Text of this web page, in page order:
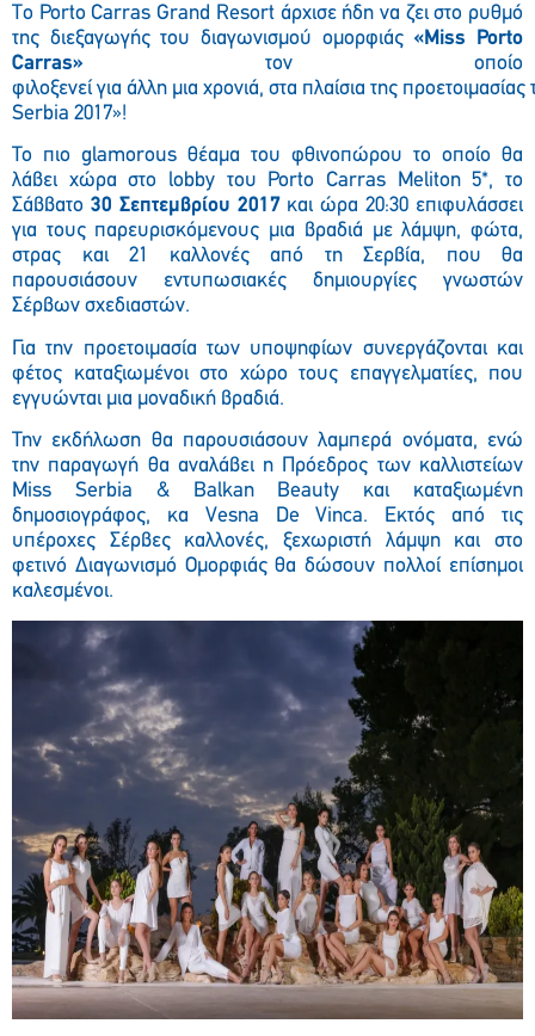
Tο Porto Carras Grand Resort άρχισε ήδη να ζει στο ρυθμό
της διεξαγωγής του διαγωνισμού ομορφιάς «Miss Porto
Carras» τον οποίο
φιλοξενεί για άλλη μια χρονιά, στα πλαίσια της προετοιμασίας
Serbia 201 7»!
Το πιο glamorous θέαμα του φθινοπώρου το οποίο θα
λάβει χώρα στο lobby του Porto Carras Meliton5*, το
Σάββατο 30 Σεπτεμβρίου 2017 και ώρα 20:30 επιφυλάσσει
για τους παρευρισκόμενους μια βραδιά με λάμψη, φώτα,
στρας και 21 καλλονές από τη Σερβία, που θα
παρουσιάσουν εντυπωσιακές δημιουργίες γνωστών
Σέρβων σχεδιαστών.
Για την προετοιμασία των υποψηφίων συνεργάζονται και
φέτος καταξιωμένοι στο χώρο τους επαγγελματίες, που
εγγυώνται μια μοναδική βραδιά.
Την εκδήλωση θα παρουσιάσουν λαμπερά ονόματα, ενώ
την παραγωγή θα αναλάβει η Πρόεδρος των καλλιστείων
Miss Serbia & Balkan Beauty και καταξιωμένη
δημοσιογράφος, κα Vesna DeVinca. Εκτός από τις
υπέροχες Σέρβες καλλονές, ξεχωριστή λάμψη και στο
φετινό Διαγωνισμό Ομορφιάς θα δώσουν πολλοί επίσημοι
καλεσμένοι.